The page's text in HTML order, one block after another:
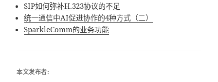
SIP如何弥补H.323协议的不足
统一通信中AI促进协作的4种方式（二）
SparkleComm的业务功能
本文发布者: